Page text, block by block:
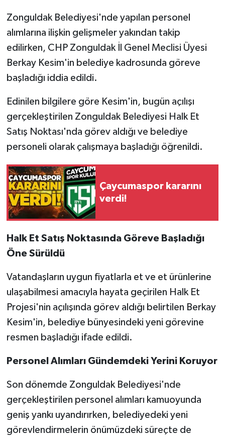
Zonguldak Belediyesi'nde yapılan personel
alımlarına ilişkin gelişmeler yakından takip
edilirken, CHP Zonguldak İl Genel Meclisi Üyesi
Berkay Kesim'in belediye kadrosunda göreve
başladığı iddia edildi.
Edinilen bilgilere göre Kesim'in, bugün açılışı
gerçekleştirilen Zonguldak Belediyesi Halk Et
Satış Noktası'nda görev aldığı ve belediye
personeli olarak çalışmaya başladığı öğrenildi.
Çaycumaspor kararını
verdi!
Halk Et Satış Noktasında Göreve Başladığı
Öne Sürüldü
Vatandaşların uygun fiyatlarla et ve et ürünlerine
ulaşabilmesi amacıyla hayata geçirilen Halk Et
Projesi'nin açılışında görev aldığı belirtilen Berkay
Kesim'in, belediye bünyesindeki yeni görevine
resmen başladığı ifade edildi.
Personel Alımları Gündemdeki Yerini Koruyor
Son dönemde Zonguldak Belediyesi'nde
gerçekleştirilen personel alımları kamuoyunda
geniş yankı uyandırırken, belediyedeki yeni
görevlendirmelerin önümüzdeki süreçte de
Gökçebey
GÜNDEM
İş ilanı
Kültür - Sanat
Politika
Resmi İlan
Röportaj
Sağlık
Spor
Ulusal